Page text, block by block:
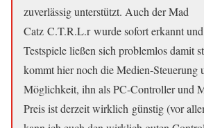
zuverlässig unterstützt. Auch der Mad
Catz C.T.R.L.r wurde sofort erkannt
Testspiele ließen sich problemlos damit
kommt hier noch die Medien-Steuerung
Möglichkeit, ihn als PC-Controller und
Preis ist derzeit wirklich günstig (vor